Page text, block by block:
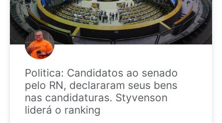
Politica: Candidatos ao senado
pelo RN, declararam seus bens
nas candidaturas. Styvenson
liderá o ranking